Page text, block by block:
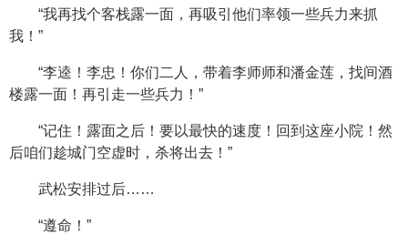
“我再找个客栈露一面，再吸引他们率领一些兵力来抓
我！”
“李逵！李忠！你们二人，带着李师师和潘金莲，找间酒
楼露一面！再引走一些兵力！”
“记住！露面之后！要以最快的速度！回到这座小院！然
后咱们趁城门空虚时，杀将出去！”
武松安排过后……
“遵命！”